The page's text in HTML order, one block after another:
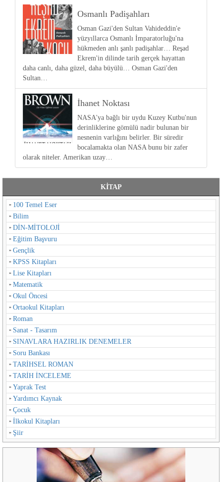
Osmanlı Padişahları
Osman Gazi'den Sultan Vahideddin'e
yüzyıllarca Osmanlı İmparatorluğu'na
hükmeden anlı şanlı padişahlar… Reşad
Ekrem'in dilinde tarih gerçek hayattan
daha canlı, daha güzel, daha büyülü… Osman Gazi'den
Sultan…
İhanet Noktası
NASA'ya bağlı bir uydu Kuzey Kutbu'nun
derinliklerine gömülü nadir bulunan bir
nesnenin varlığını belirler. Bir süredir
bocalamakta olan NASA bunu bir zafer
olarak niteler. Amerikan uzay…
KİTAP
100 Temel Eser
Bilim
DİN-MİTOLOJİ
Eğitim Başvuru
Gençlik
KPSS Kitapları
Lise Kitapları
Matematik
Okul Öncesi
Ortaokul Kitapları
Roman
Sanat - Tasarım
SINAVLARA HAZIRLIK DENEMELER
Soru Bankası
TARİHSEL ROMAN
TARİH İNCELEME
Yaprak Test
Yardımcı Kaynak
Çocuk
İlkokul Kitapları
Şiir